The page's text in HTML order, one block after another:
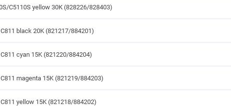
C5110S yellow 30К (828226/828403)
black 20K (821217/884201)
cyan 15K (821220/884204)
magenta 15K (821219/884203)
yellow 15K (821218/884202)